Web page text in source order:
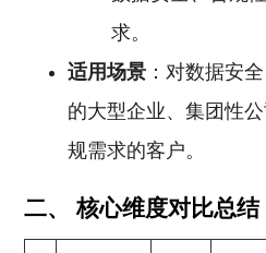
求。
适用场景 ：对数据安
的大型企业、集团性
规需求的客户。
二、 核心维度对比总结